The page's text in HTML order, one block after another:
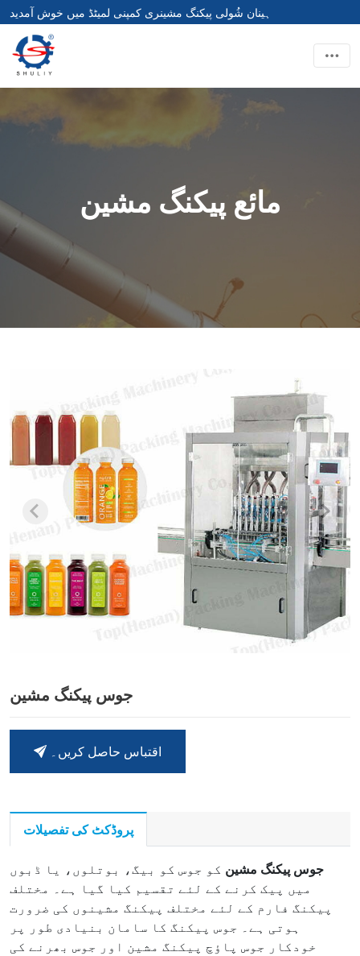
ہینان شُولی پیکنگ مشینری کمپنی لمیٹڈ میں خوش آمدید
مائع پیکنگ مشین
جوس پیکنگ مشین
اقتباس حاصل کریں۔
پروڈکٹ کی تفصیلات
جوس پیکنگ مشین کو جوس کو بیگ، بوتلوں، یا ڈبوں
میں پیک کرنے کے لئے تقسیم کیا گیا ہے۔ مختلف
پیکنگ فارم کے لئے مختلف پیکنگ مشینوں کی ضرورت
ہوتی ہے۔ جوس پیکنگ کا سامان بنیادی طور پر
خودکار جوس پاؤچ پیکنگ مشین اور جوس بھرنے کی